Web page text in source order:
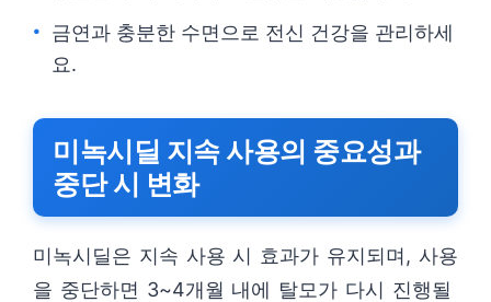
금연과 충분한 수면으로 전신 건강을 관리하세
요.
미녹시딜 지속 사용의 중요성과
중단 시 변화
미녹시딜은 지속 사용 시 효과가 유지되며, 사용
을 중단하면 3~4개월 내에 탈모가 다시 진행될